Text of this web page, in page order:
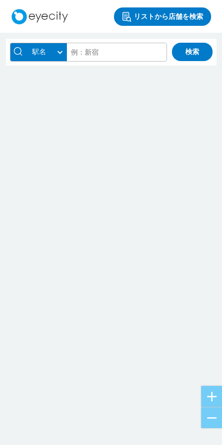
リストから店舗を検索
駅名 検索